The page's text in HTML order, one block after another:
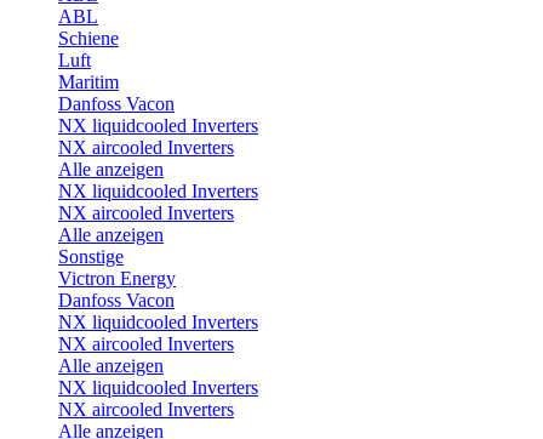
ABL
Schiene
Luft
Maritim
Danfoss Vacon
NX liquidcooled Inverters
NX aircooled Inverters
Alle anzeigen
NX liquidcooled Inverters
NX aircooled Inverters
Alle anzeigen
Sonstige
Victron Energy
Danfoss Vacon
NX liquidcooled Inverters
NX aircooled Inverters
Alle anzeigen
NX liquidcooled Inverters
NX aircooled Inverters
Alle anzeigen